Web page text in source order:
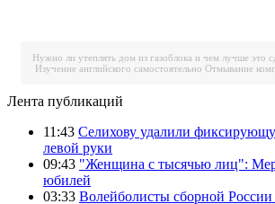
Нужно ли утеплять дом из газоблока и чем лучше это
Изучение английского самостоятельно Отмывание
Лента публикаций
11:43 Селихову удалили
левой руки
09:43 "Женщина с тысячью лиц":
юбилей
03:33 Волейболисты сборной